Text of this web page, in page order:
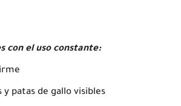
con el uso constante:
y patas de gallo visibles